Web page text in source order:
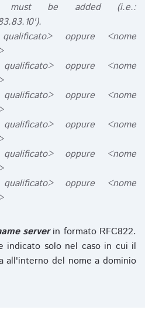
must be added (i.e.:
oppure <nome
oppure <nome
oppure <nome
oppure <nome
oppure <nome
oppure <nome
serverin formato RFC822.
indicato solo nel caso in cui il
all'interno del nome a dominio